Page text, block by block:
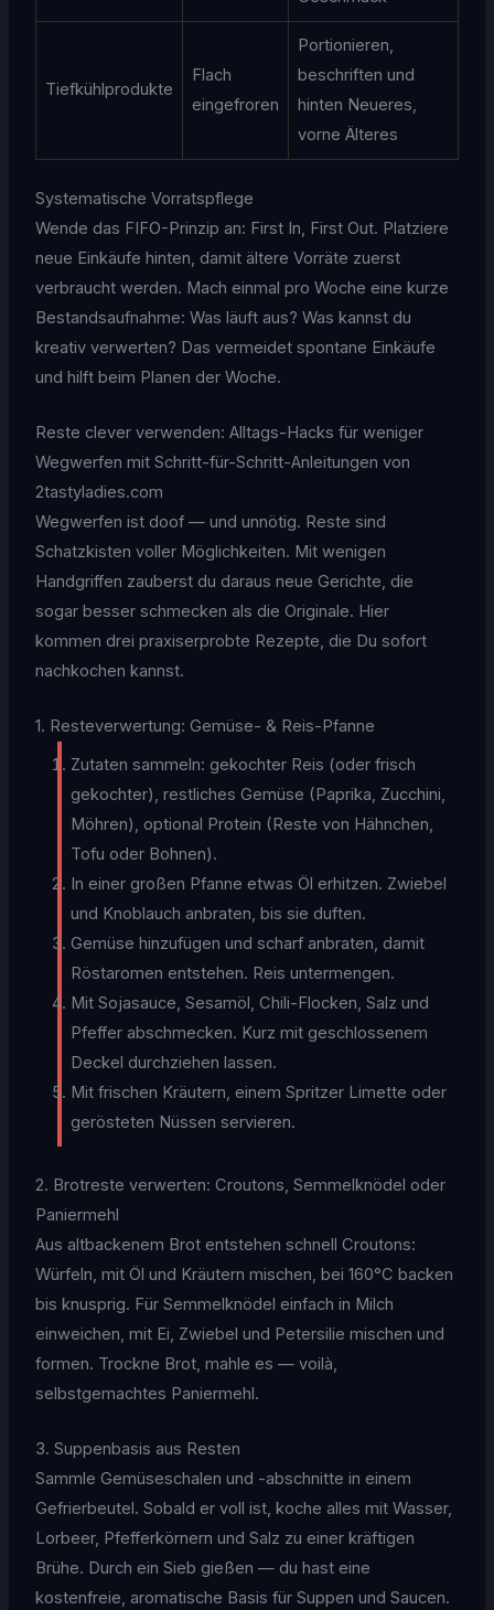
Tiefkühlprodukte
Flach
eingefroren
Portionieren,
beschriften und
hinten Neueres,
vorne Älteres
Systematische Vorratspflege
Wende das FIFO-Prinzip an: First In, First Out. Platziere
neue Einkäufe hinten, damit ältere Vorräte zuerst
verbraucht werden. Mach einmal pro Woche eine kurze
Bestandsaufnahme: Was läuft aus? Was kannst du
kreativ verwerten? Das vermeidet spontane Einkäufe
und hilft beim Planen der Woche.
Reste clever verwenden: Alltags-Hacks für weniger
Wegwerfen mit Schritt-für-Schritt-Anleitungen von
2tastyladies.com
Wegwerfen ist doof — und unnötig. Reste sind
Schatzkisten voller Möglichkeiten. Mit wenigen
Handgriffen zauberst du daraus neue Gerichte, die
sogar besser schmecken als die Originale. Hier
kommen drei praxiserprobte Rezepte, die Du sofort
nachkochen kannst.
1. Resteverwertung: Gemüse- & Reis-Pfanne
Zutaten sammeln: gekochter Reis (oder frisch
gekochter), restliches Gemüse (Paprika, Zucchini,
Möhren), optional Protein (Reste von Hähnchen,
Tofu oder Bohnen).
In einer großen Pfanne etwas Öl erhitzen. Zwiebel
und Knoblauch anbraten, bis sie duften.
Gemüse hinzufügen und scharf anbraten, damit
Röstaromen entstehen. Reis untermengen.
Mit Sojasauce, Sesamöl, Chili-Flocken, Salz und
Pfeffer abschmecken. Kurz mit geschlossenem
Deckel durchziehen lassen.
Mit frischen Kräutern, einem Spritzer Limette oder
gerösteten Nüssen servieren.
2. Brotreste verwerten: Croutons, Semmelknödel oder
Paniermehl
Aus altbackenem Brot entstehen schnell Croutons:
Würfeln, mit Öl und Kräutern mischen, bei 160°C backen
bis knusprig. Für Semmelknödel einfach in Milch
einweichen, mit Ei, Zwiebel und Petersilie mischen und
formen. Trockne Brot, mahle es — voilà,
selbstgemachtes Paniermehl.
3. Suppenbasis aus Resten
Sammle Gemüseschalen und -abschnitte in einem
Gefrierbeutel. Sobald er voll ist, koche alles mit Wasser,
Lorbeer, Pfefferkörnern und Salz zu einer kräftigen
Brühe. Durch ein Sieb gießen — du hast eine
kostenfreie, aromatische Basis für Suppen und Saucen.